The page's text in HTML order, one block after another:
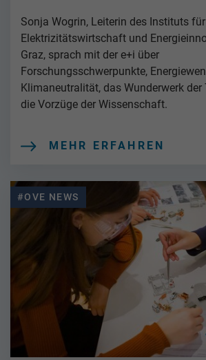
Sonja Wogrin, Leiterin des Instituts für
Elektrizitätswirtschaft und
Graz, sprach mit der e+i über
Forschungsschwerpunkte,
Klimaneutralität, das Wunderwerk der
die Vorzüge der Wissenschaft.
MEHR ERFAHREN
#OVE NEWS